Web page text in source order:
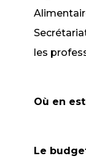
les
Où en
Le